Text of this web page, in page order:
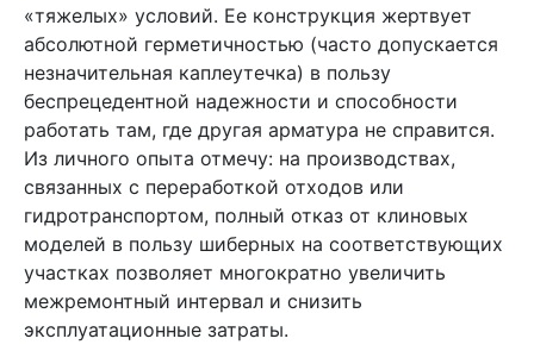
«тяжелых» условий. Ее конструкция жертвует
абсолютной герметичностью (часто допускается
незначительная каплеутечка) в пользу
беспрецедентной надежности и способности
работать там, где другая арматура не справится.
Из личного опыта отмечу: на производствах,
связанных с переработкой отходов или
гидротранспортом, полный отказ от клиновых
моделей в пользу шиберных на соответствующих
участках позволяет многократно увеличить
межремонтный интервал и снизить
эксплуатационные затраты.